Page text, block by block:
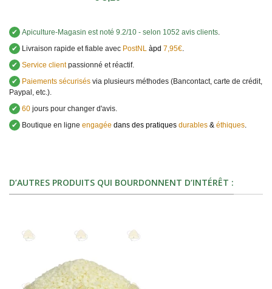
✔ Apiculture-Magasin est noté 9.2/10 - selon 1052 avis clients.
✔
Livraison rapide et fiable avec PostNL àpd 7,95€.
✔ Service clientpassionné et réactif.
✔
Paiements sécurisés via plusieurs méthodes (Bancontact, carte de crédit,
Paypal, etc.).
✔ 60 jours pour changer d'avis.
✔
Boutique en ligne engagée dans des pratiques durables & éthiques.
D’AUTRES PRODUITS QUI BOURDONNENT D’INTÉRÊT :